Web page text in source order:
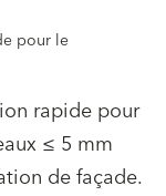
pour le
rapide pour
≤ 5 mm
de façade.